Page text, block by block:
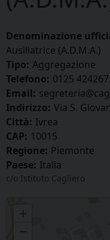
Denominazione
Ausiliatrice (A.D.M.A.)
Tipo: Aggregazione
Telefono: 0125 424267
Email:
Indirizzo: Via S.
Città: Ivrea
CAP: 10015
Regione: Piemonte
Paese: Italia
c/o Istituto Cagliero
Associazione Devoti di Maria
+
−